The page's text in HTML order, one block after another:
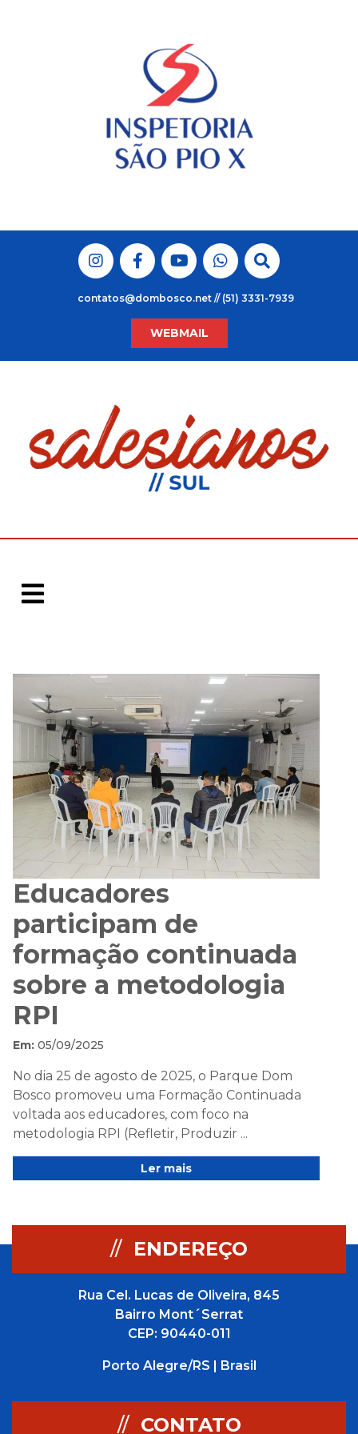
contatos@dombosco.net // (51) 3331-7939
WEBMAIL
Educadores
participam de
formação continuada
sobre a metodologia
RPI
Em: 05/09/2025
No dia 25 de agosto de 2025, o Parque Dom
Bosco promoveu uma Formação Continuada
voltada aos educadores, com foco na
metodologia RPI (Refletir, Produzir ...
Ler mais
// ENDEREÇO
Rua Cel. Lucas de Oliveira, 845
Bairro Mont´Serrat
CEP: 90440-011
Porto Alegre/RS | Brasil
// CONTATO